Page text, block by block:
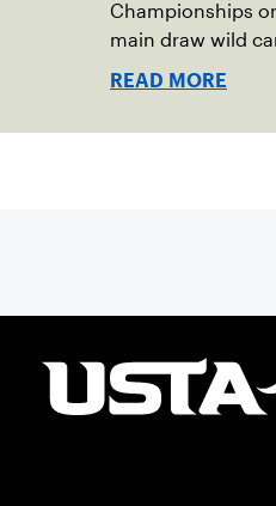
Championships
main draw wild
READ MORE